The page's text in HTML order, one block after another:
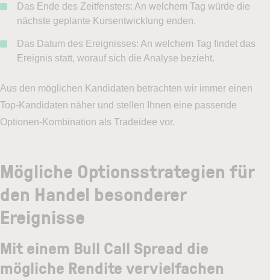
Das Ende des Zeitfensters: An welchem Tag würde die
nächste geplante Kursentwicklung enden.
Das Datum des Ereignisses: An welchem Tag findet das
Ereignis statt, worauf sich die Analyse bezieht.
Aus den möglichen Kandidaten betrachten wir immer einen
Top-Kandidaten näher und stellen Ihnen eine passende
Optionen-Kombination als Tradeidee vor.
Mögliche Optionsstrategien für
den Handel besonderer
Ereignisse
Mit einem Bull Call Spread die
mögliche Rendite vervielfachen